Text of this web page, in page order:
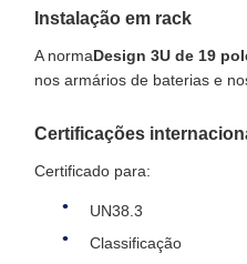
Instalação em rack
A normaDesign 3U de 19
nos armários de baterias e
Certificações
Certificado para:
UN38.3
Classificação